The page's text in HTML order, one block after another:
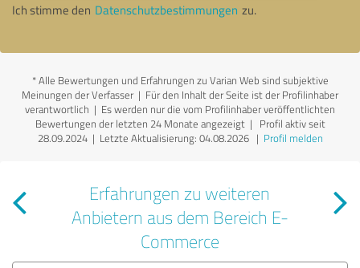
Ich stimme den Datenschutzbestimmungen zu.
*Alle Bewertungen und Erfahrungen zu Varian Web sind subjektive
Meinungen der Verfasser | Für den Inhalt der Seite ist der Profilinhaber
verantwortlich | Es werden nur die vom Profilinhaber veröffentlichten
Bewertungen der letzten 24 Monate angezeigt | Profil aktiv seit
28.09.2024 | Letzte Aktualisierung: 04.08.2026| Profil melden
Erfahrungen zu weiteren
Anbietern aus dem Bereich E-
Commerce